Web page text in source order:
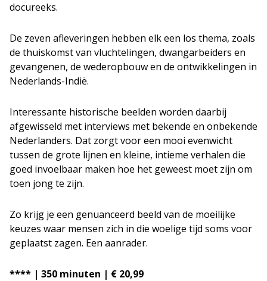
docureeks.
De zeven afleveringen hebben elk een los thema, zoals
de thuiskomst van vluchtelingen, dwangarbeiders en
gevangenen, de wederopbouw en de ontwikkelingen in
Nederlands-Indië.
Interessante historische beelden worden daarbij
afgewisseld met interviews met bekende en onbekende
Nederlanders. Dat zorgt voor een mooi evenwicht
tussen de grote lijnen en kleine, intieme verhalen die
goed invoelbaar maken hoe het geweest moet zijn om
toen jong te zijn.
Zo krijg je een genuanceerd beeld van de moeilijke
keuzes waar mensen zich in die woelige tijd soms voor
geplaatst zagen. Een aanrader.
**** | 350 minuten | € 20,99